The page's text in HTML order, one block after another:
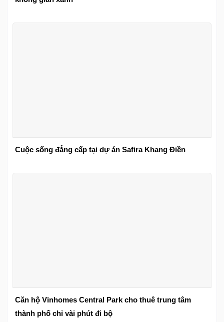
Cuộc sống đẳng cấp tại dự án Safira Khang Điền
Căn hộ Vinhomes Central Park cho thuê trung tâm
thành phố chỉ vài phút đi bộ